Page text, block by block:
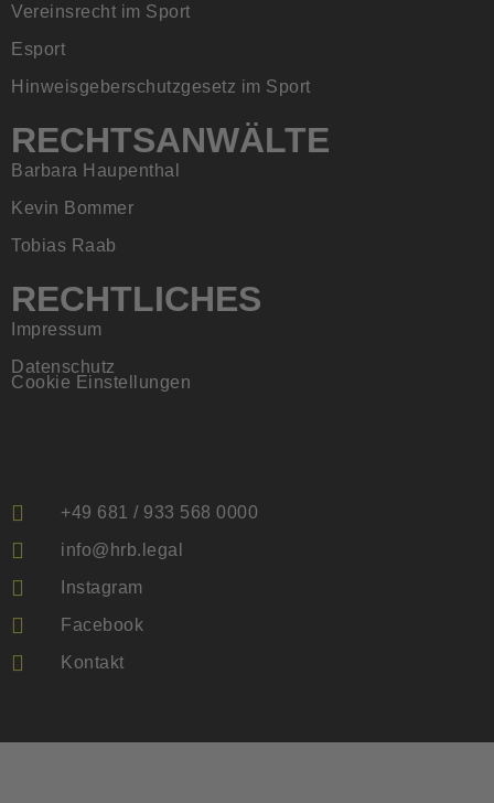
Vereinsrecht im Sport
Esport
Hinweisgeberschutzgesetz im Sport
RECHTSANWÄLTE
Barbara Haupenthal
Kevin Bommer
Tobias Raab
RECHTLICHES
Impressum
Datenschutz
Cookie Einstellungen
+49 681 / 933 568 0000
info@hrb.legal
Instagram
Facebook
Kontakt